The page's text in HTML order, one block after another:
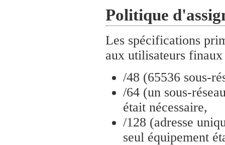
Politique
Les spécifications
aux utilisateurs
/48 (65536 sous-
/64 (un sous-
était nécessaire,
/128 (adresse
seul équipement